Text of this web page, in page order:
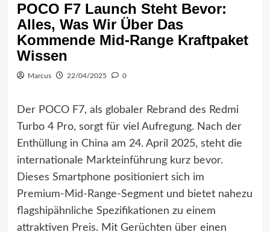
POCO F7 Launch Steht Bevor:
Alles, Was Wir Über Das
Kommende Mid-Range Kraftpaket
Wissen
Marcus 22/04/2025 0
Der POCO F7, als globaler Rebrand des Redmi
Turbo 4 Pro, sorgt für viel Aufregung. Nach der
Enthüllung in China am 24. April 2025, steht die
internationale Markteinführung kurz bevor.
Dieses Smartphone positioniert sich im
Premium-Mid-Range-Segment und bietet nahezu
flagshipähnliche Spezifikationen zu einem
attraktiven Preis. Mit Gerüchten über einen